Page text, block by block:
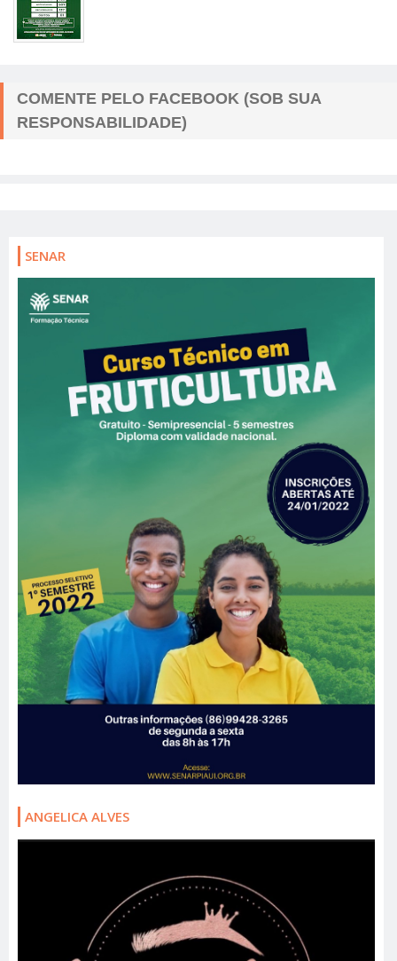
COMENTE PELO FACEBOOK (SOB SUA
RESPONSABILIDADE)
SENAR
ANGELICA ALVES